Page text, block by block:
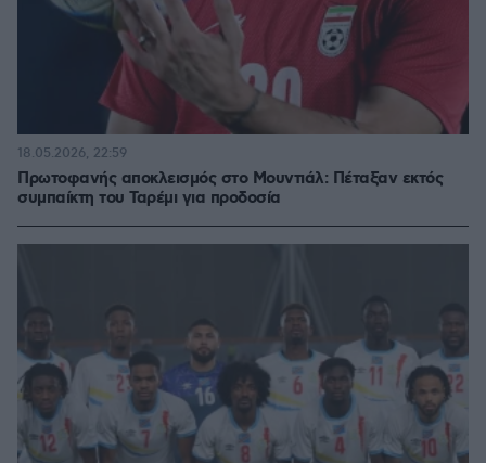
Πρωτοφανής αποκλεισμός στο Μουντιάλ: Πέταξαν εκτός
συμπαίκτη του Ταρέμι για προδοσία
18.05.2026, 22:59